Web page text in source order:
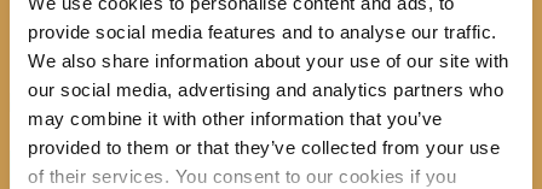
provide social media features and to analyse our traffic.
We also share information about your use of our site with
our social media, advertising and analytics partners who
may combine it with other information that you’ve
provided to them or that they’ve collected from your use
of their services. You consent to our cookies if you
2023
Previous item
izjava o nepostojanju...
No image description ...
Search